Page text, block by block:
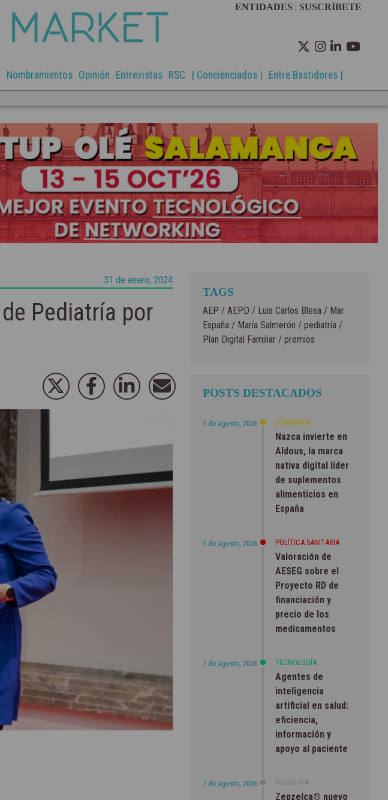
ENTIDADES | SUSCRÍBETE
Nombramientos Opinión Entrevistas RSC | Concienciados | Entre Bastidores |
31 de enero, 2024
Pediatría por
TAGS
AEP /AEPD /Luis Carlos Blesa/Mar
España/María Salmerón /pediatría/
Plan Digital Familiar/premios
POSTS DESTACADOS
5 de agosto, 2026 ECONOMÍA
Nazca invierte en
Aldous, la marca
nativa digital líder
de suplementos
alimenticios en
España
5 de agosto, 2026 POLÍTICA SANITARIA
Valoración de
AESEG sobre el
Proyecto RD de
financiación y
precio de los
medicamentos
7 de agosto, 2026 TECNOLOGÍA
Agentes de
inteligencia
artificial en salud:
eficiencia,
información y
apoyo al paciente
7 de agosto, 2026 INDUSTRIA
Zepzelca® nuevo